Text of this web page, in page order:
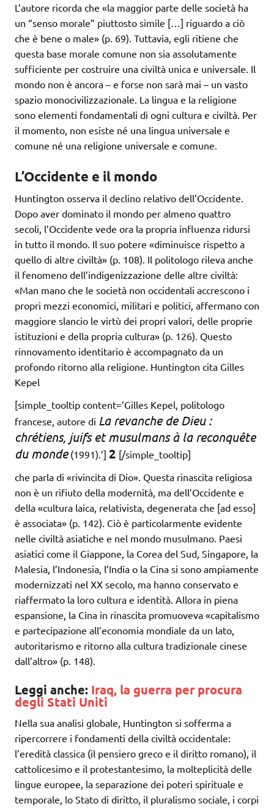
L’autore ricorda che «la maggior parte delle società ha
un “senso morale” piuttosto simile […] riguardo a ciò
che è bene o male» (p. 69). Tuttavia, egli ritiene che
questa base morale comune non sia assolutamente
sufficiente per costruire una civiltà unica e universale. Il
mondo non è ancora – e forse non sarà mai – un vasto
spazio monocivilizzazionale. La lingua e la religione
sono elementi fondamentali di ogni cultura e civiltà. Per
il momento, non esiste né una lingua universale e
comune né una religione universale e comune.
L’Occidente e il mondo
Huntington osserva il declino relativo dell’Occidente.
Dopo aver dominato il mondo per almeno quattro
secoli, l’Occidente vede ora la propria influenza ridursi
in tutto il mondo. Il suo potere «diminuisce rispetto a
quello di altre civiltà» (p. 108). Il politologo rileva anche
il fenomeno dell’indigenizzazione delle altre civiltà:
«Man mano che le società non occidentali accrescono i
propri mezzi economici, militari e politici, affermano con
maggiore slancio le virtù dei propri valori, delle proprie
istituzioni e della propria cultura» (p. 126). Questo
rinnovamento identitario è accompagnato da un
profondo ritorno alla religione. Huntington cita Gilles
Kepel
[simple_tooltip content=’Gilles Kepel, politologo
francese, autore di La revanche de Dieu :
chrétiens, juifs et musulmans à la reconquête
du monde (1991).’] 2 [/simple_tooltip]
che parla di «rivincita di Dio». Questa rinascita religiosa
non è un rifiuto della modernità, ma dell’Occidente e
della «cultura laica, relativista, degenerata che [ad esso]
è associata» (p. 142). Ciò è particolarmente evidente
nelle civiltà asiatiche e nel mondo musulmano. Paesi
asiatici come il Giappone, la Corea del Sud, Singapore, la
Malesia, l’Indonesia, l’India o la Cina si sono ampiamente
modernizzati nel XX secolo, ma hanno conservato e
riaffermato la loro cultura e identità. Allora in piena
espansione, la Cina in rinascita promuoveva «capitalismo
e partecipazione all’economia mondiale da un lato,
autoritarismo e ritorno alla cultura tradizionale cinese
dall’altro» (p. 148).
Leggi anche: Iraq, la guerra per procura
degli Stati Uniti
Nella sua analisi globale, Huntington si sofferma a
ripercorrere i fondamenti della civiltà occidentale:
l’eredità classica (il pensiero greco e il diritto romano), il
cattolicesimo e il protestantesimo, la molteplicità delle
lingue europee, la separazione dei poteri spirituale e
temporale, lo Stato di diritto, il pluralismo sociale, i corpi